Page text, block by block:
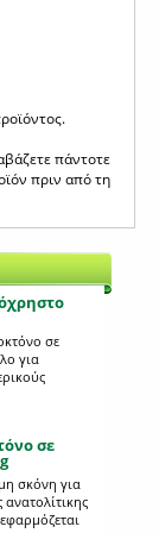
πάντοτε
πριν από τη
σε
για
πολλών
είδη
λερώνει
η οποία
σε
σκόνη για